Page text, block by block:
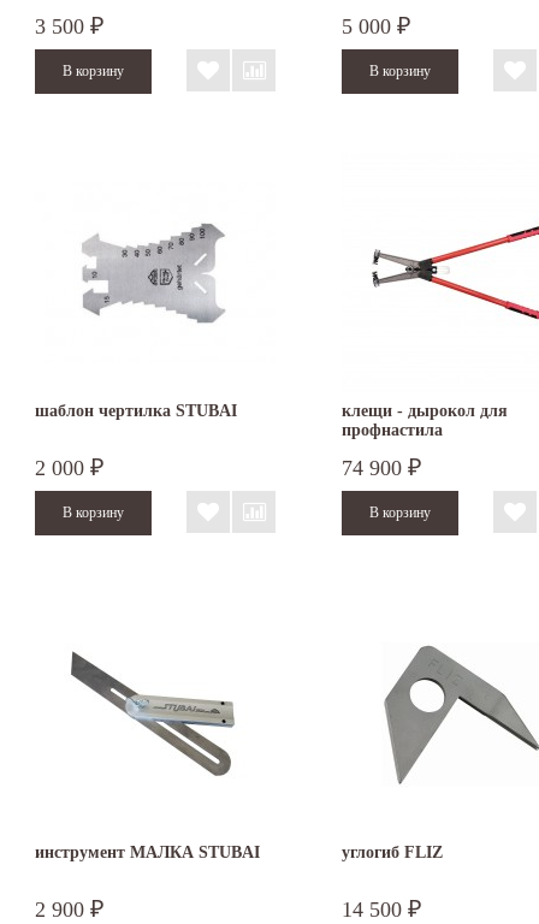
3 500 ₽ 5 000 ₽
шаблон чертилка STUBAI
2 000 ₽
клещи - дырокол для
профнастила
74 900 ₽
инструмент МАЛКА STUBAI
2 900 ₽
углогиб FLIZ
14 500 ₽